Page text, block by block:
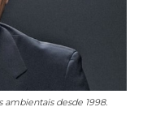
desde 1998.